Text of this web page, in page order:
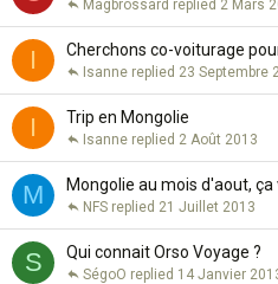
2 Mars
Magbrossard
I Cherchons co-voiturage
23 Septembre
Isanne
I Trip en Mongolie
2 Août 2013
Isanne
M Mongolie au mois d'aout, ça
21 Juillet 2013
NFS
S Qui connait Orso Voyage ?
14 Janvier
SégoO